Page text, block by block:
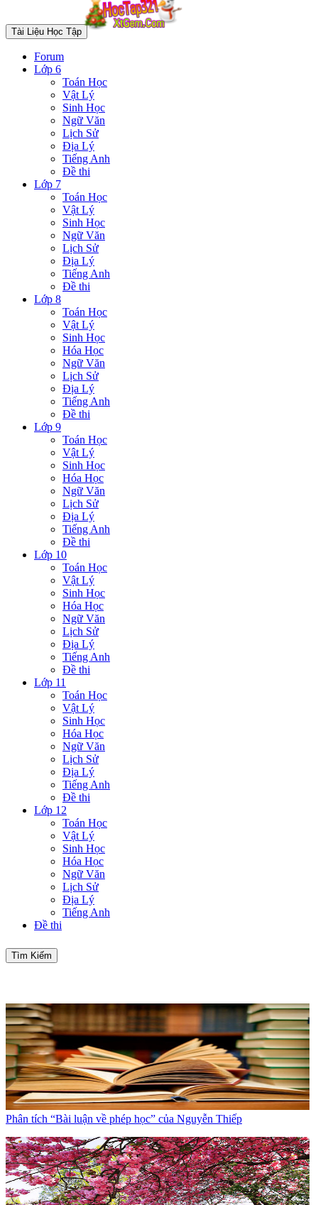
Tài Liệu Học Tập
Forum
Lớp 6
Toán Học
Vật Lý
Sinh Học
Ngữ Văn
Lịch Sử
Địa Lý
Tiếng Anh
Đề thi
Lớp 7
Toán Học
Vật Lý
Sinh Học
Ngữ Văn
Lịch Sử
Địa Lý
Tiếng Anh
Đề thi
Lớp 8
Toán Học
Vật Lý
Sinh Học
Hóa Học
Ngữ Văn
Lịch Sử
Địa Lý
Tiếng Anh
Đề thi
Lớp 9
Toán Học
Vật Lý
Sinh Học
Hóa Học
Ngữ Văn
Lịch Sử
Địa Lý
Tiếng Anh
Đề thi
Lớp 10
Toán Học
Vật Lý
Sinh Học
Hóa Học
Ngữ Văn
Lịch Sử
Địa Lý
Tiếng Anh
Đề thi
Lớp 11
Toán Học
Vật Lý
Sinh Học
Hóa Học
Ngữ Văn
Lịch Sử
Địa Lý
Tiếng Anh
Đề thi
Lớp 12
Toán Học
Vật Lý
Sinh Học
Hóa Học
Ngữ Văn
Lịch Sử
Địa Lý
Tiếng Anh
Đề thi
Tìm Kiếm
Phân tích “Bài luận về phép học” của Nguyễn Thiếp